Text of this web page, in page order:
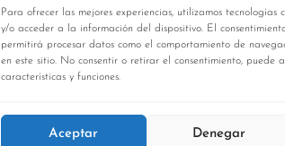
Para ofrecer las mejores experiencias, utilizamos tecnologías
y/o acceder a la información del dispositivo. El
permitirá procesar datos como el comportamiento de
en este sitio. No consentir o retirar el consentimiento, puede
características y funciones.
Aceptar Denegar